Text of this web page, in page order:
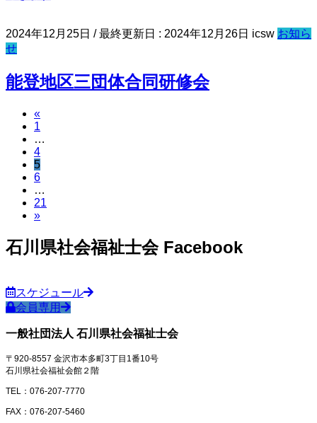
2024年12月25日 / 最終更新日 : 2024年12月26日 icsw お知ら
せ
能登地区三団体合同研修会
送
«
ペ
ー
ジ
1
…
ペ
ー
ジ
4
ペ
ー
ジ
5
ペ
ー
ジ
6
…
ペ
ー
21
»
石川県社会福祉士会 Facebook
スケジュール
会員専用
一般社団法人 石川県社会福祉士会
〒920-8557 金沢市本多町3丁目1番10号
石川県社会福祉会館２階
TEL：076-207-7770
FAX：076-207-5460